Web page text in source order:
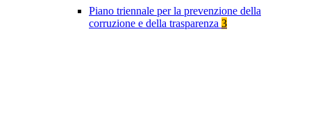
Piano triennale per la prevenzione della
corruzione e della trasparenza 3